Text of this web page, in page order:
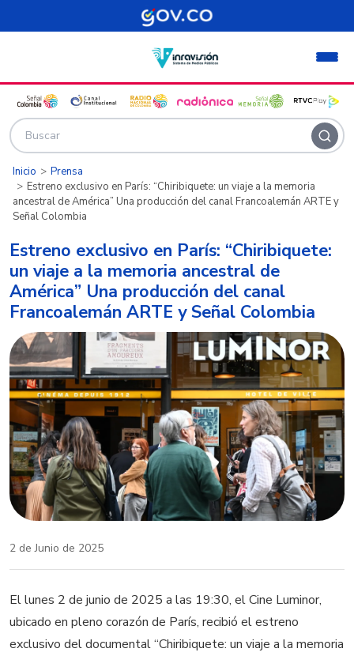
Pasar al contenido principal
Inicio
Prensa
Estreno exclusivo en París: “Chiribiquete: un viaje a la memoria
ancestral de América” Una producción del canal Francoalemán ARTE y
Señal Colombia
Estreno exclusivo en París: “Chiribiquete:
un viaje a la memoria ancestral de
América” Una producción del canal
Francoalemán ARTE y Señal Colombia
2 de Junio de 2025
El lunes 2 de junio de 2025 a las 19:30, el Cine Luminor,
ubicado en pleno corazón de París, recibió el estreno
exclusivo del documental “Chiribiquete: un viaje a la memoria